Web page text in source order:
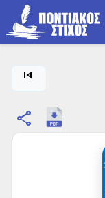
skip_previous
share